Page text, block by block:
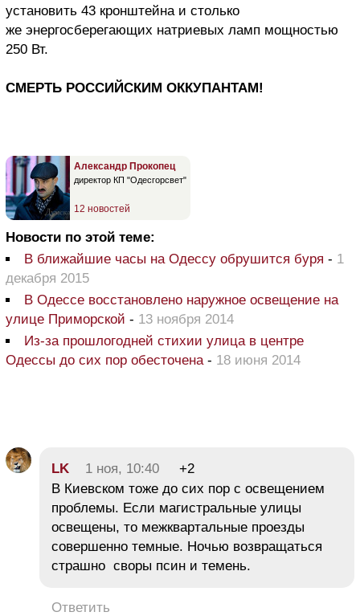
установить 43 кронштейна и столько
же энергосберегающих натриевых ламп мощностью
250 Вт.
СМЕРТЬ РОССИЙСКИМ ОККУПАНТАМ!
Александр Прокопец
директор КП "Одесгорсвет"
12 новостей
Новости по этой теме:
В ближайшие часы на Одессу обрушится буря - 1
декабря 2015
В Одессе восстановлено наружное освещение на
улице Приморской - 13 ноября 2014
Из-за прошлогодней стихии улица в центре
Одессы до сих пор обесточена- 18 июня 2014
LK 1 ноя, 10:40
+2
В Киевском тоже до сих пор с освещением
проблемы. Если магистральные улицы
освещены, то межквартальные проезды
совершенно темные. Ночью возвращаться
страшно своры псин и темень.
Ответить